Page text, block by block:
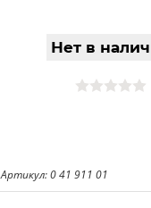
Нет в
Артикул: 0 41 911 01